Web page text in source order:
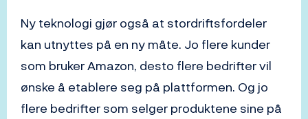
Ny teknologi gjør også at stordriftsfordeler
kan utnyttes på en ny måte. Jo flere kunder
som bruker Amazon, desto flere bedrifter vil
ønske å etablere seg på plattformen. Og jo
flere bedrifter som selger produktene sine på